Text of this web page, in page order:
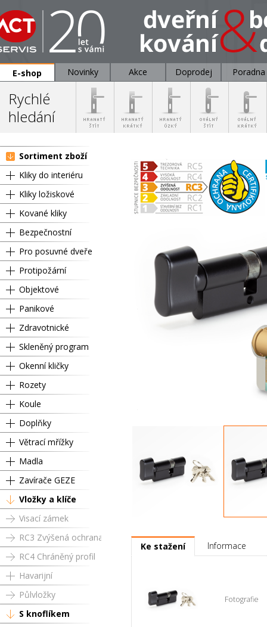
E-shop Novinky Akce Doprodej Poradna
Rychlé
hledání
Sortiment zboží
Kliky do interiéru
Kliky ložiskové
Kované kliky
Bezpečnostní
Pro posuvné dveře
Protipožární
Objektové
Panikové
Zdravotnické
Skleněný program
Okenní kličky
Rozety
Koule
Doplňky
Větrací mřížky
Madla
Zavírače GEZE
Vložky a klíče
Visací zámek
RC3 Zvýšená ochrana
RC4 Chráněný profil
Havarijní
Půlvložky
S knoflíkem
Ke stažení Informace
Fotografie